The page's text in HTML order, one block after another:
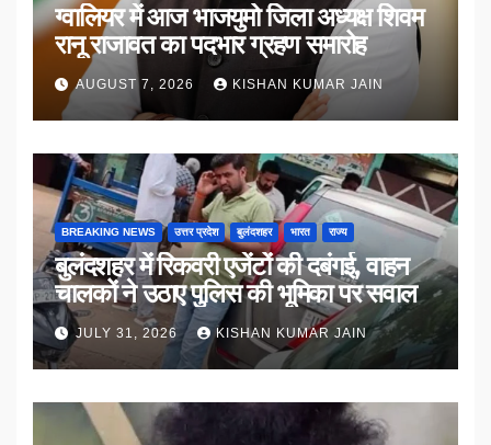
ग्वालियर में आज भाजयुमो जिला अध्यक्ष शिवम
रानू राजावत का पदभार ग्रहण समारोह
AUGUST 7, 2026 KISHAN KUMAR JAIN
BREAKING NEWS उत्तर प्रदेश बुलंदशहर भारत राज्य
बुलंदशहर में रिकवरी एजेंटों की दबंगई, वाहन
चालकों ने उठाए पुलिस की भूमिका पर सवाल
JULY 31, 2026 KISHAN KUMAR JAIN